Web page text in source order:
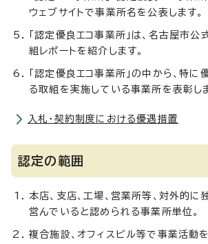
ウェブサイトで事業所名を公表します。
「認定優良エコ事業所」は、名古屋市公
組レポートを紹介します。
「認定優良エコ事業所」の中から、特
る取組を実施している事業所を表彰し
入札・契約制度における優遇措置
認定の範囲
本店、支店、工場、営業所等、対外的に
営んでいると認められる事業所単位。
複合施設、オフィスビル等で事業活動